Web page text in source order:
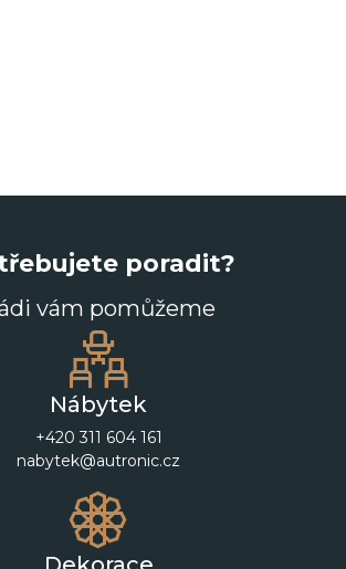
poradit?
vám pomůžeme
Nábytek
+420 311 604 161
nabytek@autronic.cz